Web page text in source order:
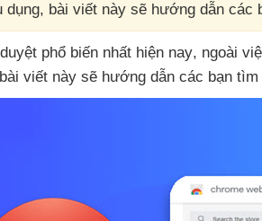
bài viết này sẽ hướng dẫn
phổ biến nhất hiện nay, ngoài
viết này sẽ hướng dẫn các bạn tìm